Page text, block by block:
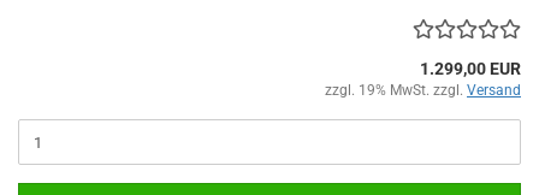
1.299,00 EUR
zzgl. 19% MwSt. zzgl. Versand